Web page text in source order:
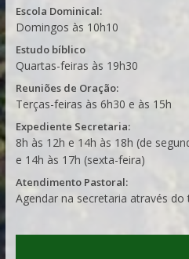
Escola Dominical:
Domingos às 10h10
Estudo bíblico
Quartas-feiras às 19h30
Reuniões de Oração:
Terças-feiras às 6h30 e às 15h
Expediente Secretaria:
8h às 12h e 14h às 18h (de
e 14h às 17h (sexta-feira)
Atendimento Pastoral:
Agendar na secretaria através